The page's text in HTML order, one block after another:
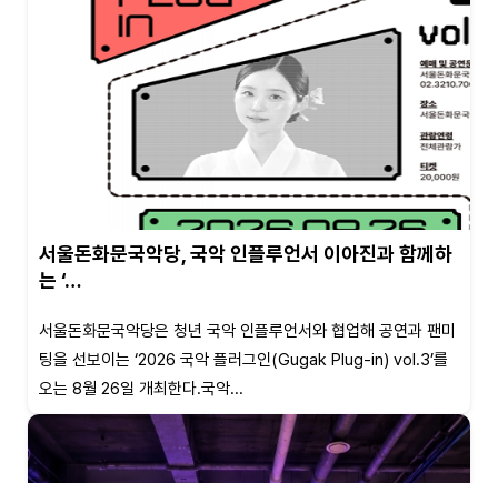
서울돈화문국악당, 국악 인플루언서 이아진과 함께하
는 ‘…
서울돈화문국악당은 청년 국악 인플루언서와 협업해 공연과 팬미
팅을 선보이는 ‘2026 국악 플러그인(Gugak Plug-in) vol.3’를
오는 8월 26일 개최한다.국악...